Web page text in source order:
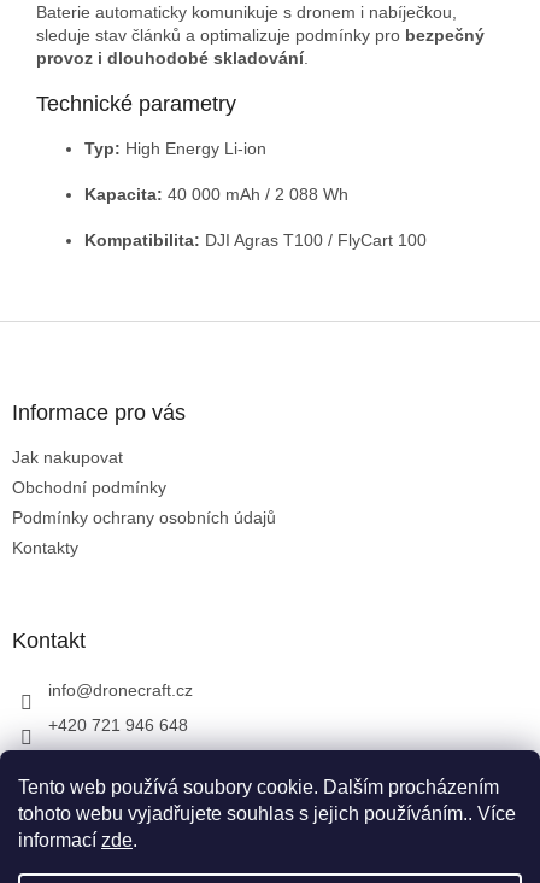
Tento web používá soubory cookie. Dalším procházením
tohoto webu vyjadřujete souhlas s jejich používáním.. Více
informací zde.
Baterie automaticky komunikuje s dronem i nabíječkou,
sleduje stav článků a optimalizuje podmínky pro bezpečný
provoz i dlouhodobé skladování.
Technické parametry
Typ: High Energy Li-ion
Kapacita: 40 000 mAh / 2 088 Wh
Kompatibilita: DJI Agras T100 / FlyCart 100
Informace pro vás
Jak nakupovat
Obchodní podmínky
Podmínky ochrany osobních údajů
Kontakty
Kontakt
info@dronecraft.cz
+420 721 946 648
dronecraftcz